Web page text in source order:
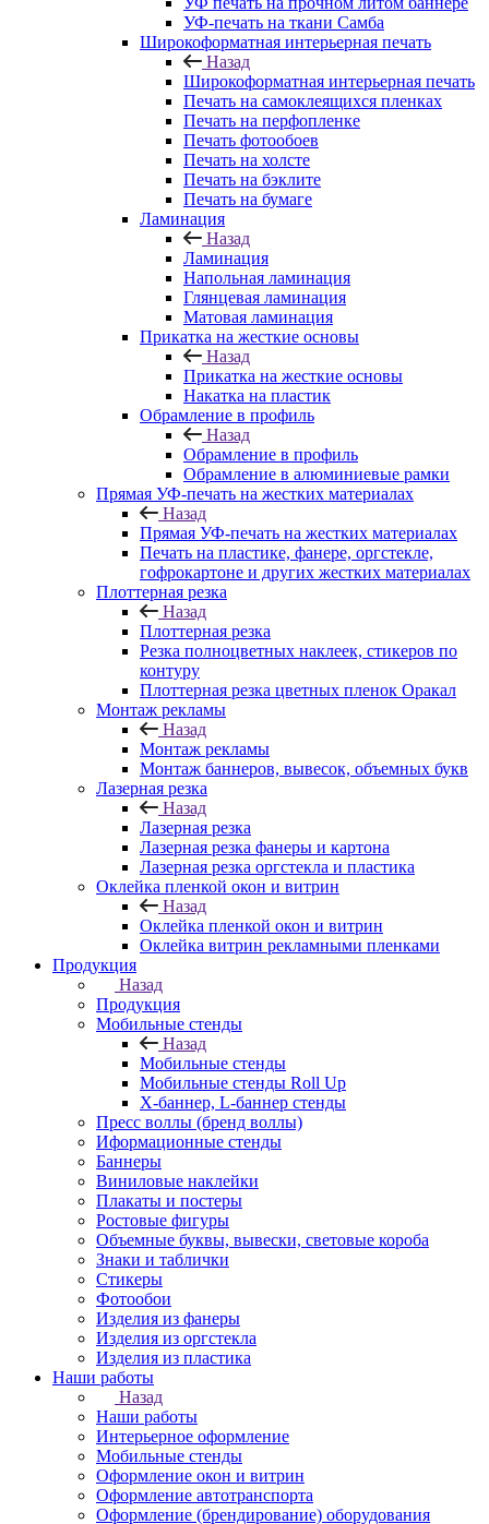
УФ-печать на ткани Самба
Широкоформатная интерьерная печать
Назад
Широкоформатная интерьерная печать
Печать на самоклеящихся пленках
Печать на перфопленке
Печать фотообоев
Печать на холсте
Печать на бэклите
Печать на бумаге
Ламинация
Назад
Ламинация
Напольная ламинация
Глянцевая ламинация
Матовая ламинация
Прикатка на жесткие основы
Назад
Прикатка на жесткие основы
Накатка на пластик
Обрамление в профиль
Назад
Обрамление в профиль
Обрамление в алюминиевые рамки
Прямая УФ-печать на жестких материалах
Назад
Прямая УФ-печать на жестких материалах
Печать на пластике, фанере, оргстекле,
гофрокартоне и других жестких материалах
Плоттерная резка
Назад
Плоттерная резка
Резка полноцветных наклеек, стикеров по
контуру
Плоттерная резка цветных пленок Оракал
Монтаж рекламы
Назад
Монтаж рекламы
Монтаж баннеров, вывесок, объемных букв
Лазерная резка
Назад
Лазерная резка
Лазерная резка фанеры и картона
Лазерная резка оргстекла и пластика
Оклейка пленкой окон и витрин
Назад
Оклейка пленкой окон и витрин
Оклейка витрин рекламными пленками
Продукция
Назад
Продукция
Мобильные стенды
Назад
Мобильные стенды
Мобильные стенды Roll Up
Х-баннер, L-баннер стенды
Пресс воллы (бренд воллы)
Иформационные стенды
Баннеры
Виниловые наклейки
Плакаты и постеры
Ростовые фигуры
Объемные буквы, вывески, световые короба
Знаки и таблички
Стикеры
Фотообои
Изделия из фанеры
Изделия из оргстекла
Изделия из пластика
Наши работы
Назад
Наши работы
Интерьерное оформление
Мобильные стенды
Оформление окон и витрин
Оформление автотранспорта
Оформление (брендирование) оборудования